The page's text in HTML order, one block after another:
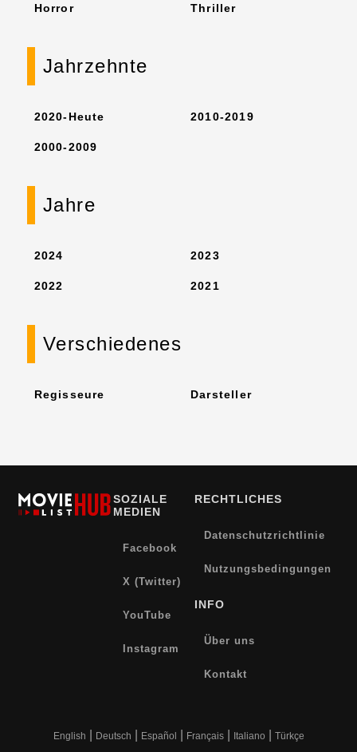
Horror Thriller
Jahrzehnte
2020-Heute
2000-2009
2010-2019
Jahre
2024
2022
2023
2021
Verschiedenes
Regisseure Darsteller
SOZIALE
MEDIEN
Facebook
X (Twitter)
YouTube
Instagram
RECHTLICHES
Datenschutzrichtlinie
Nutzungsbedingungen
INFO
Über uns
Kontakt
English Deutsch Español Français| Italiano Türkçe